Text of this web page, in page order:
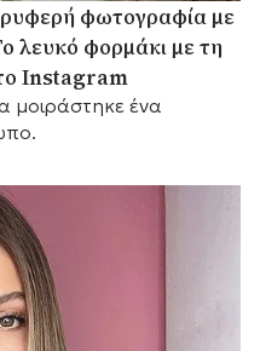
φωτογραφία με
λευκό φορμάκι με τη
Instagram
μοιράστηκε ένα